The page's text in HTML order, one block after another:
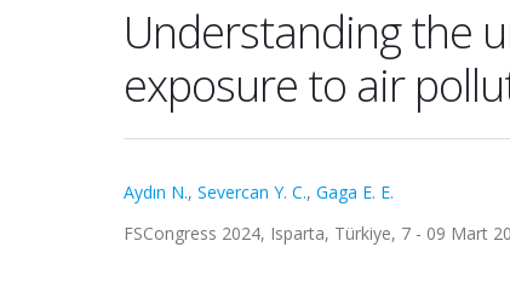
Understanding the
exposure to air
Aydın N., Severcan Y. C., Gaga E. E.
FSCongress 2024, Isparta, Türkiye, 7 - 09 Mart